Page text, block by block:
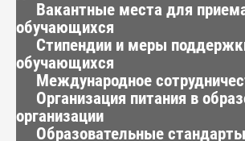
Вакантные места для
обучающихся
Стипендии и меры
обучающихся
Международное
Организация питания в
организации
Образовательные